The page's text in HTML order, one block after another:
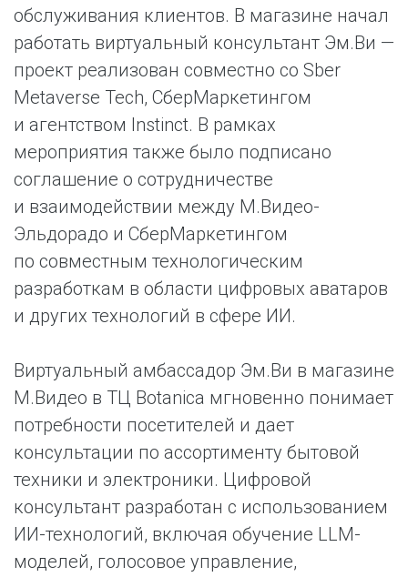
обслуживания клиентов. В магазине начал
работать виртуальный консультант Эм.Ви —
проект реализован совместно со Sber
Metaverse Tech, СберМаркетингом
и агентством Instinct. В рамках
мероприятия также было подписано
соглашение о сотрудничестве
и взаимодействии между М.Видео-
Эльдорадо и СберМаркетингом
по совместным технологическим
разработкам в области цифровых аватаров
и других технологий в сфере ИИ.
Виртуальный амбассадор Эм.Ви в магазине
М.Видео в ТЦ Botanica мгновенно понимает
потребности посетителей и дает
консультации по ассортименту бытовой
техники и электроники. Цифровой
консультант разработан с использованием
ИИ-технологий, включая обучение LLM-
моделей, голосовое управление,